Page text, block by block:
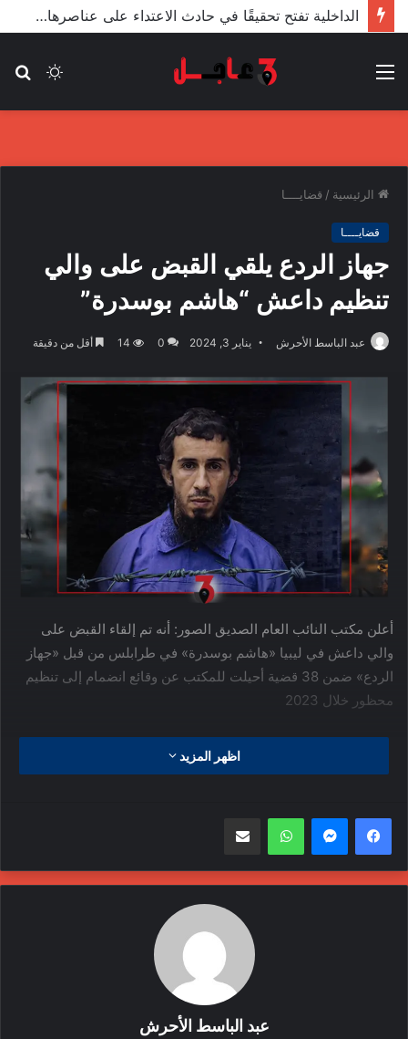
الأعور: اتفاقية ترسيم الحدود مع تركيا على طاولة النواب والاعتماد مرجّح
الوضع
القائمة
الرئيسية / قضايــــا
قضايــــا
جهاز الردع يلقي القبض على والي
تنظيم داعش “هاشم بوسدرة”
عبد الباسط الأحرش يناير 3, 2024 0
14 أقل من دقيقة
أعلن مكتب النائب العام الصديق الصور: أنه تم إلقاء القبض على
والي داعش في ليبيا «هاشم بوسدرة» في طرابلس من قبل «جهاز
الردع» ضمن 38 قضية أحيلت للمكتب عن وقائع انضمام إلى تنظيم
محظور خلال 2023
يذكر أن جهود جهاز الردع لمكافحة الجريمة المنظمة والإرهاب قد
إنتهت إلى القبض على الإرهابي “هاشم بوسدرة” بعد شهور من
المدعو،
الإرهاب الجريمة المنظمة الردع
هاشم بوسدرة
اظهر المزيد
واتساب
عبد الباسط الأحرش